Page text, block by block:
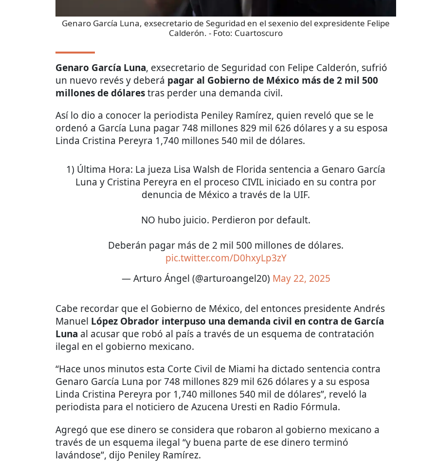
Genaro García Luna, exsecretario de Seguridad en el sexenio del expresidente Felipe
Calderón. - Foto: Cuartoscuro
Genaro García Luna, exsecretario de Seguridad con Felipe Calderón, sufrió
un nuevo revés y deberá pagar al Gobierno de México más de 2 mil 500
millones de dólarestras perder una demanda civil.
Así lo dio a conocer la periodista Peniley Ramírez, quien reveló que se le
ordenó a García Luna pagar 748 millones 829 mil 626 dólares y a su esposa
Linda Cristina Pereyra 1,740 millones 540 mil de dólares.
1) Última Hora: La jueza Lisa Walsh de Florida sentencia a Genaro García
Luna y Cristina Pereyra en el proceso CIVIL iniciado en su contra por
denuncia de México a través de la UIF.
NO hubo juicio. Perdieron por default.
Deberán pagar más de 2 mil 500 millones de dólares.
pic.twitter.com/D0hxyLp3zY
— Arturo Ángel (@arturoangel20) May 22, 2025
Cabe recordar que el Gobierno de México, del entonces presidente Andrés
Manuel López Obrador interpuso una demanda civil en contra de García
Luna al acusar que robó al país a través de un esquema de contratación
ilegal en el gobierno mexicano.
“Hace unos minutos esta Corte Civil de Miami ha dictado sentencia contra
Genaro García Luna por 748 millones 829 mil 626 dólares y a su esposa
Linda Cristina Pereyra por 1,740 millones 540 mil de dólares”, reveló la
periodista para el noticiero de Azucena Uresti en Radio Fórmula.
Agregó que ese dinero se considera que robaron al gobierno mexicano a
través de un esquema ilegal “y buena parte de ese dinero terminó
lavándose”, dijo Peniley Ramírez.